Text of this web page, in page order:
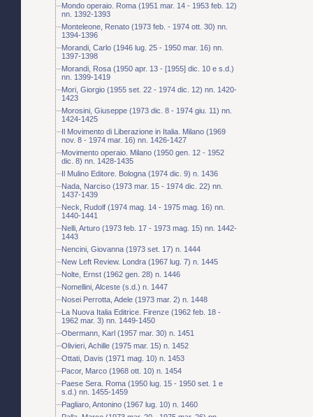
Mondo operaio. Roma (1951 mar. 14 - 1953 feb. 12)
nn. 1392-1393
Monteleone, Renato (1973 feb. - 1974 ott. 30) nn.
1394-1396
Morandi, Carlo (1946 lug. 25 - 1950 mar. 16) nn.
1397-1398
Morandi, Rosa (1950 apr. 13 - [1955] dic. 10 e s.d.)
nn. 1399-1419
Mori, Giorgio (1955 set. 22 - 1974 dic. 12) nn. 1420-
1423
Morosini, Giuseppe (1973 dic. 8 - 1974 giu. 11) nn.
1424-1425
Il Movimento di Liberazione in Italia. Milano (1969
nov. 8 - 1974 mar. 16) nn. 1426-1427
Movimento operaio. Milano (1950 gen. 12 - 1952
dic. 8) nn. 1428-1435
Il Mulino Editore. Bologna (1974 dic. 9) n. 1436
Nada, Narciso (1973 mar. 15 - 1974 dic. 22) nn.
1437-1439
Neck, Rudolf (1974 mag. 14 - 1975 mag. 16) nn.
1440-1441
Nelli, Arturo (1973 feb. 17 - 1973 mag. 15) nn. 1442-
1443
Nencini, Giovanna (1973 set. 17) n. 1444
New Left Review. Londra (1967 lug. 7) n. 1445
Nolte, Ernst (1962 gen. 28) n. 1446
Nomellini, Alceste (s.d.) n. 1447
Nosei Perrotta, Adele (1973 mar. 2) n. 1448
La Nuova Italia Editrice. Firenze (1962 feb. 18 -
1962 mar. 3) nn. 1449-1450
Obermann, Karl (1957 mar. 30) n. 1451
Olivieri, Achille (1975 mar. 15) n. 1452
Ottati, Davis (1971 mag. 10) n. 1453
Pacor, Marco (1968 ott. 10) n. 1454
Paese Sera. Roma (1950 lug. 15 - 1950 set. 1 e
s.d.) nn. 1455-1459
Pagliaro, Antonino (1967 lug. 10) n. 1460